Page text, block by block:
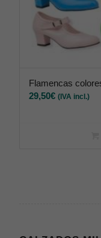
Flamencas
29,50€ (IVA incl.)